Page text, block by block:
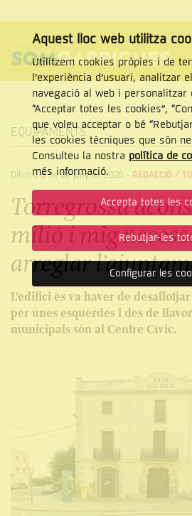
NAVEGACIÓ
Cercar
CERCAR
EQUIPAMENTS
Dilluns, 8 de de juny de 2026 - REDACCIÓ /
Torregrossa
milió i mig
arreglar
L’edifici es va haver de
per unes esquerdes i des de
municipals són al Centre Cívic.
Aquest lloc web utilitza
Utilitzem cookies pròpies i de
l’experiència d’usuari, analitzar
navegació al web i personalitzar
“Acceptar totes les cookies”,
que voleu acceptar o bé
les cookies tècniques que són
Consulteu la nostra política de
més informació.
Accepta totes les
Rebutjar-les
Configurar les